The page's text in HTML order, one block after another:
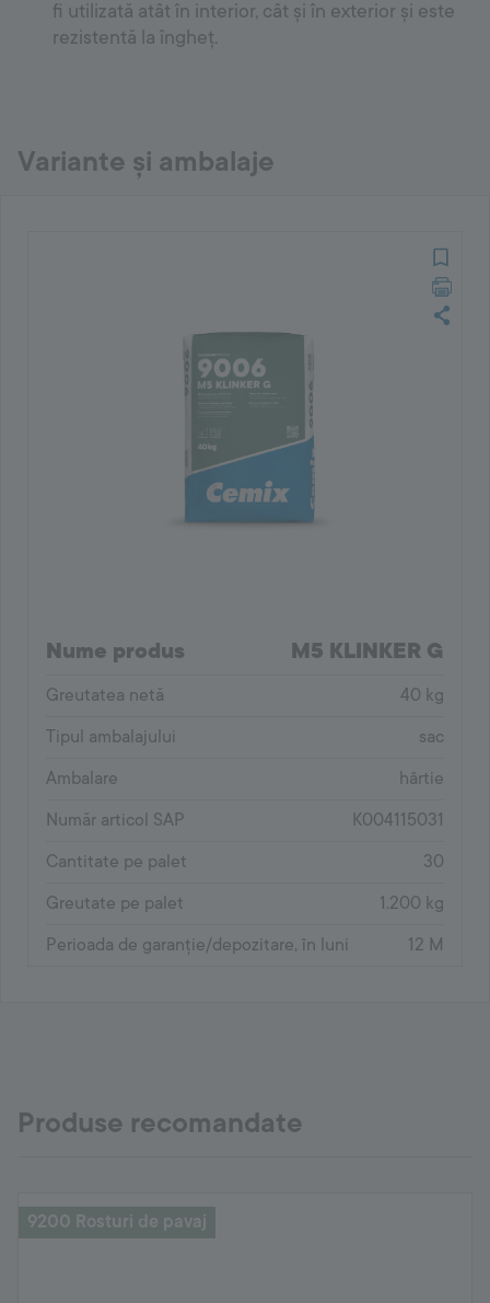
fi utilizată atât în interior, cât și în exterior și este
rezistentă la îngheț.
Variante și ambalaje
Nume produs M5 KLINKER G
Greutatea netă
40 kg
Tipul ambalajului
sac
Ambalare
hârtie
Număr articol SAP
K004115031
Cantitate pe palet
30
Greutate pe palet
1.200 kg
Perioada de garanție/depozitare, în luni
12 M
Produse recomandate
9200 Rosturi de pavaj